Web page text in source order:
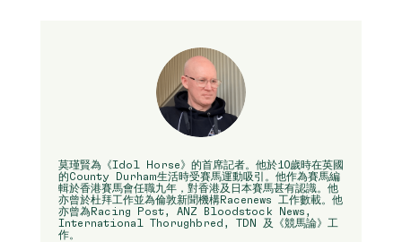
莫瑾賢為《Idol Horse》的首席記者。他於10歲時在英國
的County Durham生活時受賽馬運動吸引。他作為賽馬編
輯於香港賽馬會任職九年，對香港及日本賽馬甚有認識。他
亦曾於杜拜工作並為倫敦新聞機構Racenews 工作數載。他
亦曾為Racing Post, ANZ Bloodstock News,
International Thorughbred, TDN 及《競馬論》工
作。